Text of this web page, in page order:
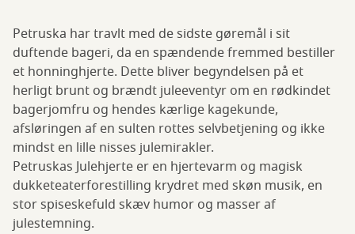
Petruska har travlt med de sidste gøremål i sit
duftende bageri, da en spændende fremmed bestiller
et honninghjerte. Dette bliver begyndelsen på et
herligt brunt og brændt juleeventyr om en rødkindet
bagerjomfru og hendes kærlige kagekunde,
afsløringen af en sulten rottes selvbetjening og ikke
mindst en lille nisses julemirakler.
Petruskas Julehjerte er en hjertevarm og magisk
dukketeaterforestilling krydret med skøn musik, en
stor spiseskefuld skæv humor og masser af
julestemning.